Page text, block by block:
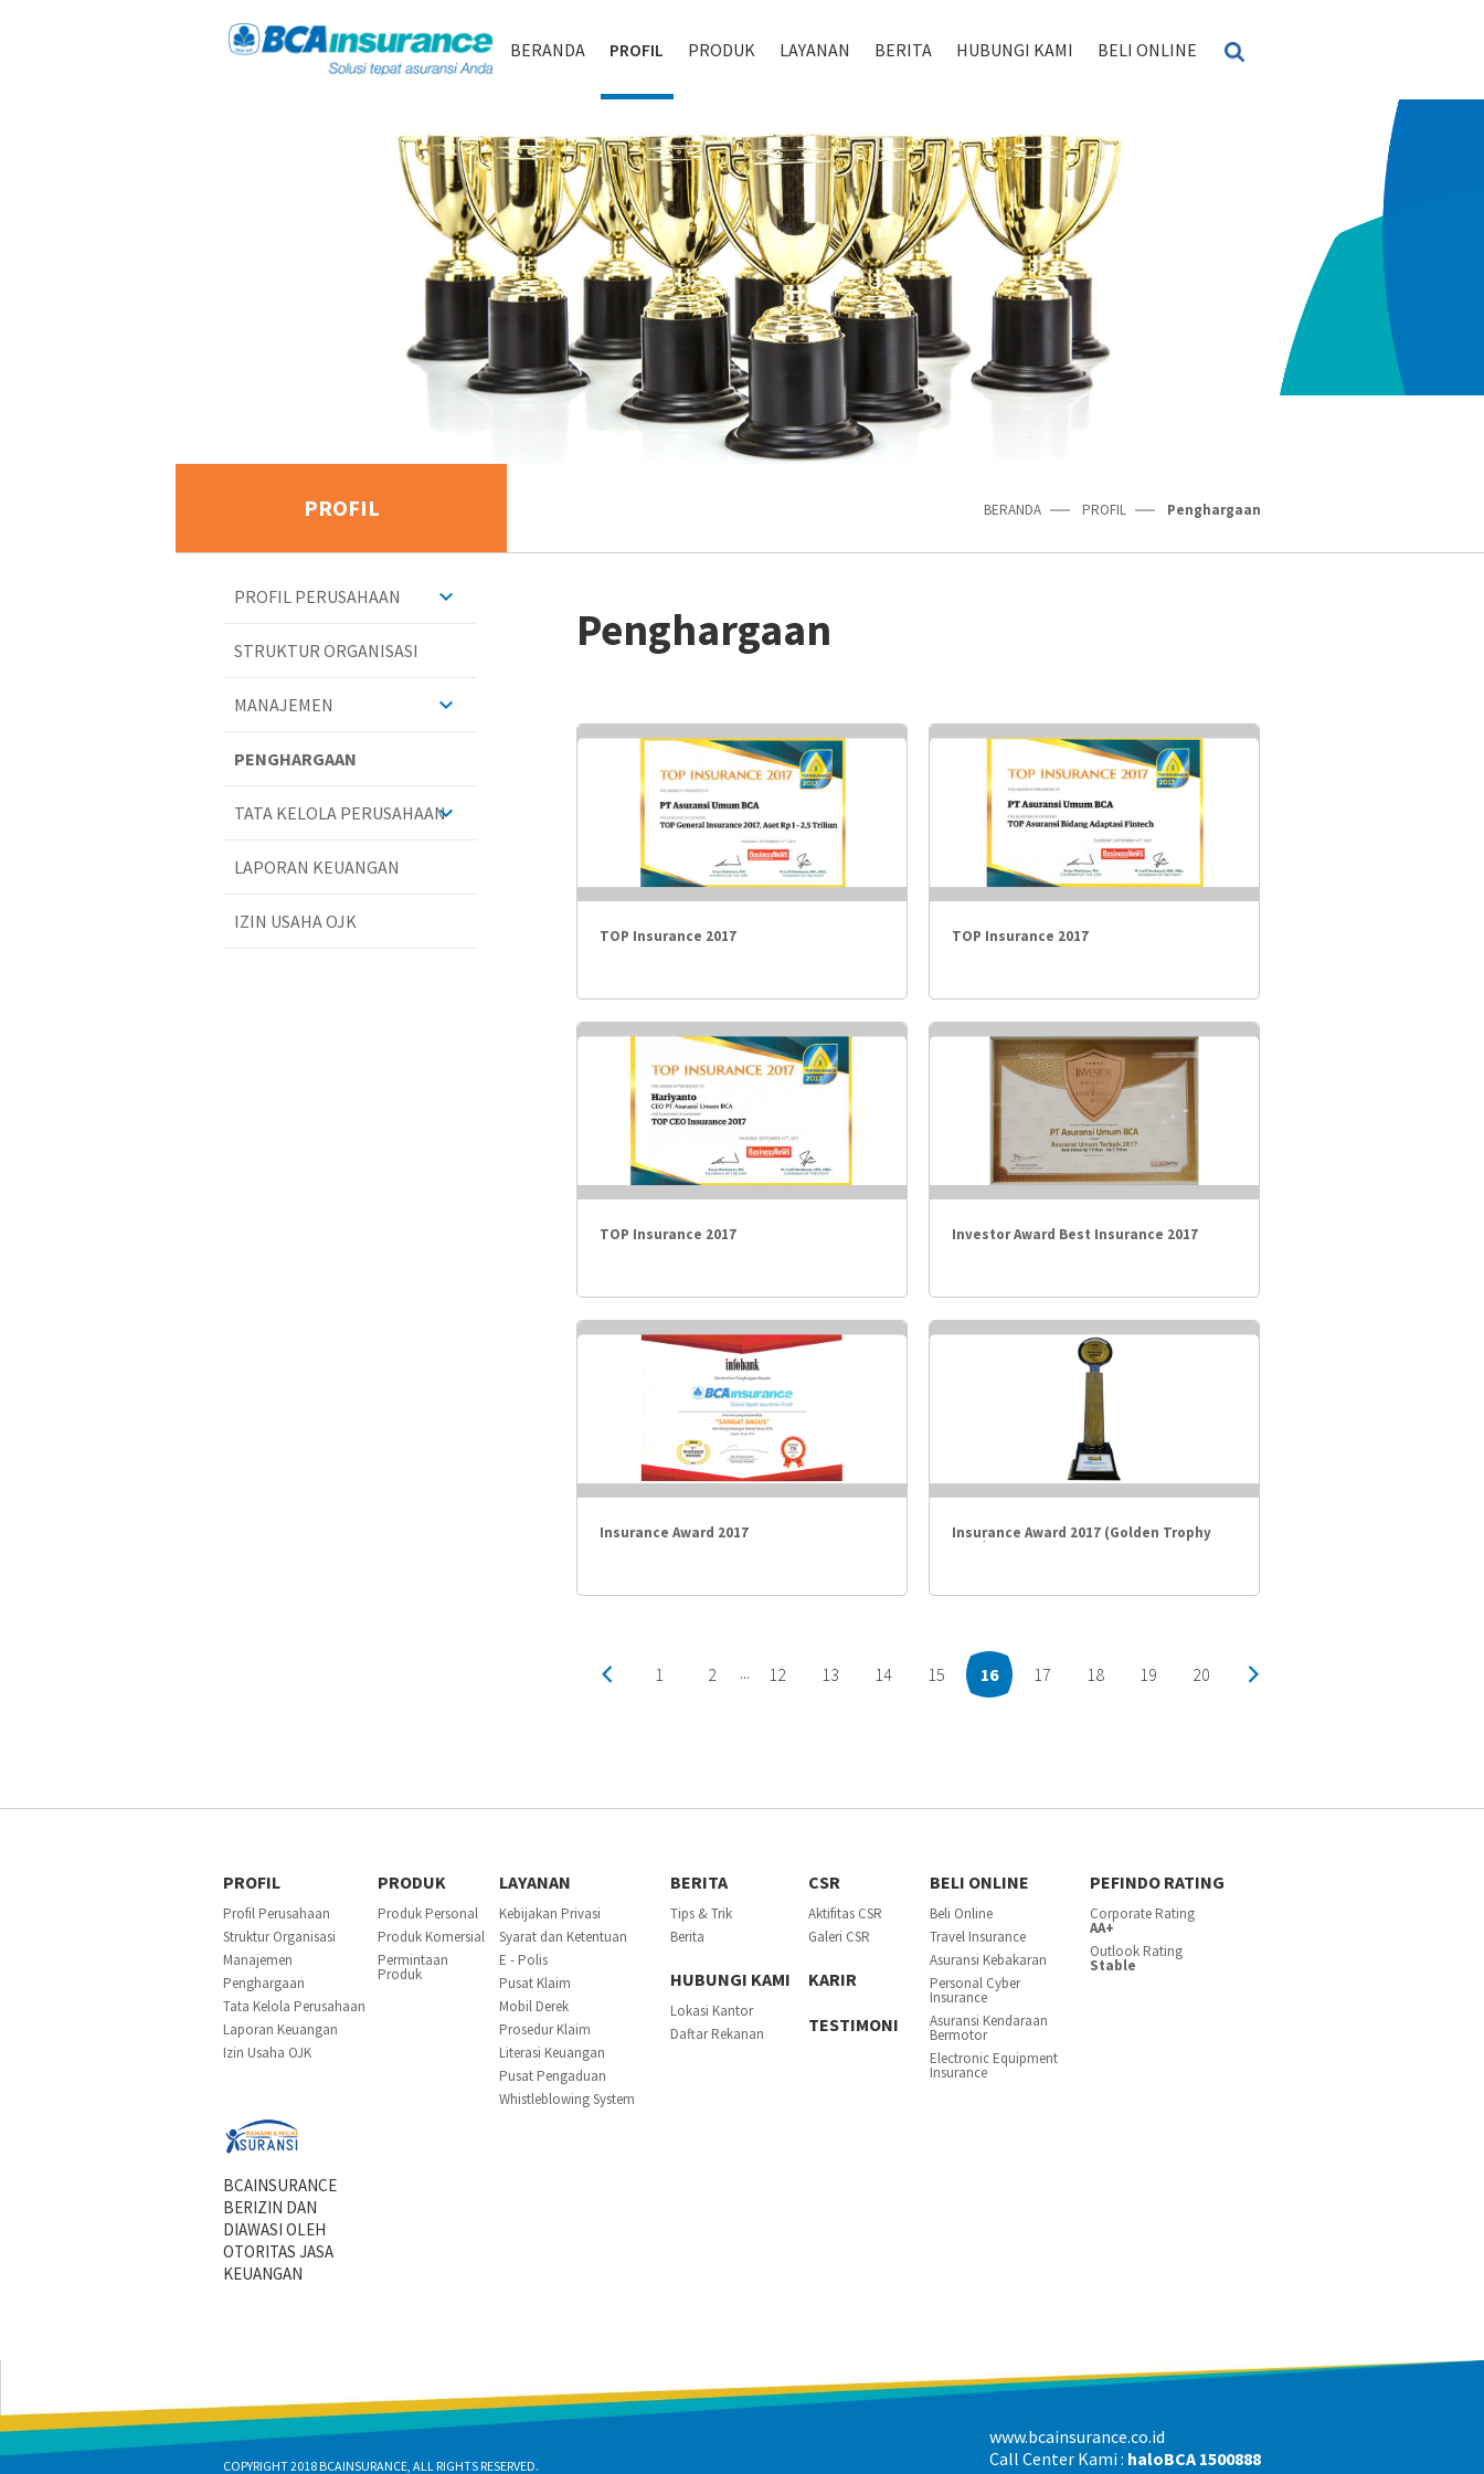
BERANDA PROFIL PRODUK LAYANAN BERITA HUBUNGI KAMI BELI ONLINE
PROFIL BERANDA PROFIL Penghargaan
PROFIL PERUSAHAAN
STRUKTUR ORGANISASI
MANAJEMEN
PENGHARGAAN
TATA KELOLA PERUSAHAAN
LAPORAN KEUANGAN
IZIN USAHA OJK
Penghargaan
TOP Insurance 2017 TOP Insurance 2017
TOP Insurance 2017 Investor Award Best Insurance 2017
Insurance Award 2017 Insurance Award 2017 (Golden Trophy
2017)
1 2 ... 12 13 14 15 16 17 18 19 20
PROFIL
Profil Perusahaan
Struktur Organisasi
Manajemen
Penghargaan
Tata Kelola Perusahaan
Laporan Keuangan
Izin Usaha OJK
PRODUK
Produk Personal
Produk Komersial
Permintaan
Produk
LAYANAN
Kebijakan Privasi
Syarat dan Ketentuan
E - Polis
Pusat Klaim
Mobil Derek
Prosedur Klaim
Literasi Keuangan
Pusat Pengaduan
Whistleblowing System
BERITA
Tips & Trik
Berita
HUBUNGI KAMI
Lokasi Kantor
Daftar Rekanan
CSR
Aktifitas CSR
Galeri CSR
KARIR
TESTIMONI
BELI ONLINE
Beli Online
Travel Insurance
Asuransi Kebakaran
Personal Cyber
Insurance
Asuransi Kendaraan
Bermotor
Electronic Equipment
Insurance
PEFINDO RATING
Corporate Rating
AA+
Outlook Rating
Stable
BCAINSURANCE
BERIZIN DAN
DIAWASI OLEH
OTORITAS JASA
KEUANGAN
COPYRIGHT 2018 BCAINSURANCE, ALL RIGHTS RESERVED.
www.bcainsurance.co.id
Call Center Kami : haloBCA 1500888